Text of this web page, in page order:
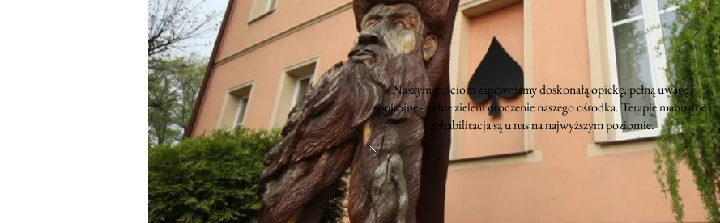
Naszym gościom zapewniamy doskonałą opiekę, pełną uwagę i
spokojne - pełne zieleni otoczenie naszego ośrodka. Terapie manualne i
rehabilitacja są u nas na najwyższym poziomie.